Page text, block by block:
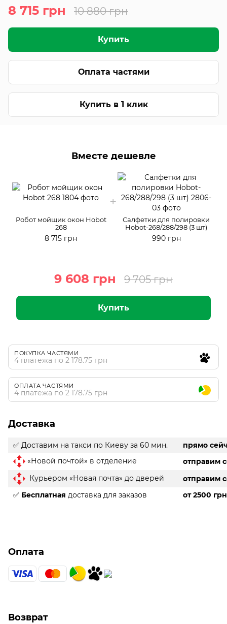
8 715 грн 10 880 грн
Купить
Оплата частями
Купить в 1 клик
Вместе дешевле
Робот мойщик окон Hobot
268
8 715 грн
Салфетки для полировки
Hobot-268/288/298 (3 шт)
990 грн
9 608 грн 9 705 грн
Купить
ПОКУПКА ЧАСТЯМИ
4 платежа по 2 178.75 грн
ОПЛАТА ЧАСТЯМИ
4 платежа по 2 178.75 грн
Доставка
✅ Доставим на такси по Киеву за 60 мин.
прямо
«Новой почтой» в отделение
отправим
Курьером «Новая почта» до дверей
отправим
✅ Бесплатная доставка для заказов от 2500 грн
Оплата
Возврат